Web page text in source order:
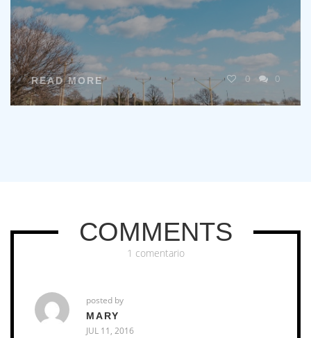
READ MORE 0 0
COMMENTS
1 comentario
posted by
MARY
JUL 11, 2016